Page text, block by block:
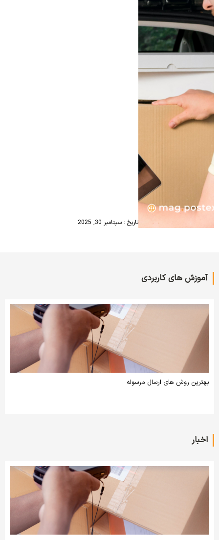
تاریخ : سپتامبر 30, 2025
آموزش های کاربردی
بهترین روش‌ های ارسال مرسوله
اخبار